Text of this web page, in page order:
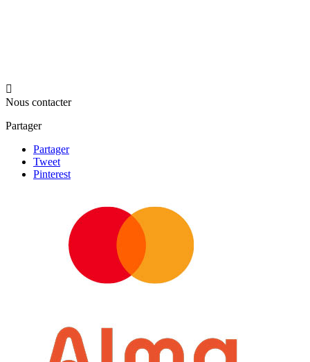

Nous contacter
Partager
Partager
Tweet
Pinterest